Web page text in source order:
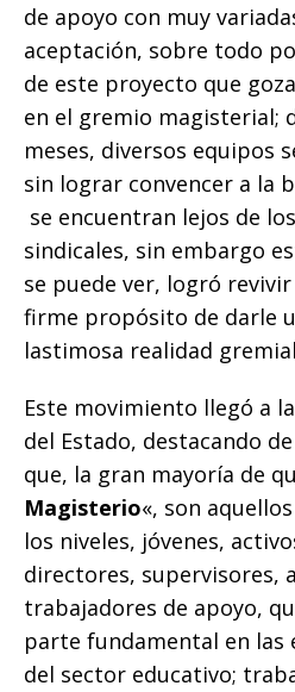
de apoyo con muy
aceptación, sobre todo
de este proyecto que
en el gremio magisterial;
meses, diversos equipos
sin lograr convencer a la
se encuentran lejos de
sindicales, sin embargo
se puede ver, logró
firme propósito de darle
lastimosa realidad
Este movimiento llegó a
del Estado, destacando
que, la gran mayoría de
Magisterio«, son
los niveles, jóvenes,
directores, supervisores,
trabajadores de apoyo,
parte fundamental en las
del sector educativo;